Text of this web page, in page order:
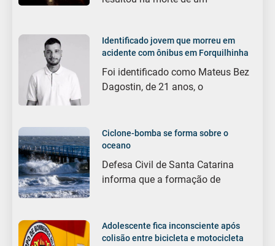
Identificado jovem que morreu em
acidente com ônibus em Forquilhinha
Foi identificado como Mateus Bez
Dagostin, de 21 anos, o
Ciclone-bomba se forma sobre o
oceano
Defesa Civil de Santa Catarina
informa que a formação de
Adolescente fica inconsciente após
colisão entre bicicleta e motocicleta